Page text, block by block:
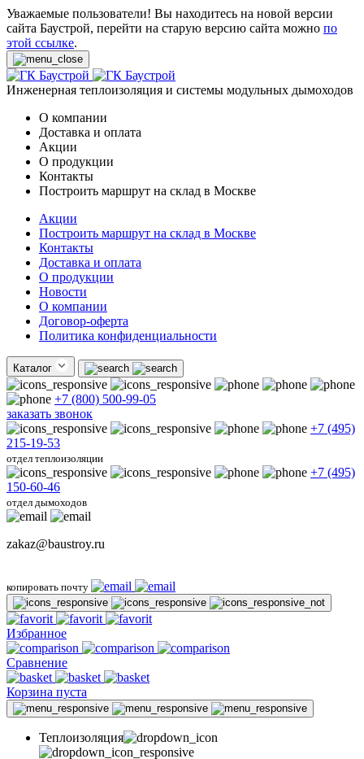
Уважаемые пользователи! Вы находитесь на новой версии
сайта Баустрой, перейти на старую версию сайта можно по
этой ссылке.
Инженерная теплоизоляция и системы модульных дымоходов
О компании
Доставка и оплата
Акции
О продукции
Контакты
Построить маршрут на склад в Москве
Акции
Построить маршрут на склад в Москве
Контакты
Доставка и оплата
О продукции
Новости
О компании
Договор-оферта
Политика конфиденциальности
Каталог
+7 (800) 500-99-05
заказать звонок
+7 (495)
215-19-53
отдел теплоизоляции
+7 (495)
150-60-46
отдел дымоходов
zakaz@baustroy.ru
копировать почту
Избранное
Сравнение
Корзина пуста
Теплоизоляция